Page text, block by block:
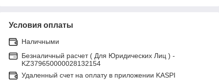
Условия оплаты
Наличными
Безналичный расчет ( Для Юридических Лиц ) -
KZ379650000028132154
Удаленный счет на оплату в приложении KASPI